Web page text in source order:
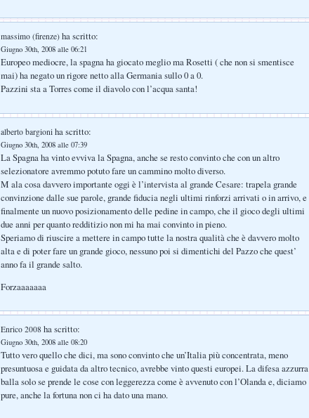
massimo (firenze) ha scritto:
Giugno 30th, 2008 alle 06:21
Europeo mediocre, la spagna ha giocato meglio ma Rosetti ( che non si smentisce
mai) ha negato un rigore netto alla Germania sullo 0 a 0.
Pazzini sta a Torres come il diavolo con l’acqua santa!
alberto bargioni ha scritto:
Giugno 30th, 2008 alle 07:39
La Spagna ha vinto evviva la Spagna, anche se resto convinto che con un altro
selezionatore avremmo potuto fare un cammino molto diverso.
M ala cosa davvero importante oggi è l’intervista al grande Cesare: trapela grande
convinzione dalle sue parole, grande fiducia negli ultimi rinforzi arrivati o in arrivo, e
finalmente un nuovo posizionamento delle pedine in campo, che il gioco degli ultimi
due anni per quanto redditizio non mi ha mai convinto in pieno.
Speriamo di riuscire a mettere in campo tutte la nostra qualità che è davvero molto
alta e di poter fare un grande gioco, nessuno poi si dimentichi del Pazzo che quest’
anno fa il grande salto.
Forzaaaaaaa
Enrico 2008 ha scritto:
Giugno 30th, 2008 alle 08:20
Tutto vero quello che dici, ma sono convinto che un’Italia più concentrata, meno
presuntuosa e guidata da altro tecnico, avrebbe vinto questi europei. La difesa azzurra
balla solo se prende le cose con leggerezza come è avvenuto con l’Olanda e, diciamo
pure, anche la fortuna non ci ha dato una mano.